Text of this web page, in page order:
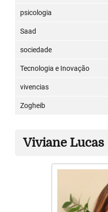
psicologia
Saad
sociedade
Tecnologia e Inovação
vivencias
Zogheib
Viviane Lucas